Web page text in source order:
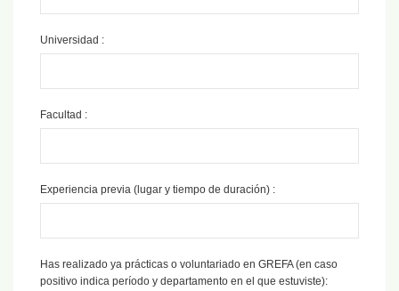
Universidad :
Facultad :
Experiencia previa (lugar y tiempo de duración) :
Has realizado ya prácticas o voluntariado en GREFA (en caso
positivo indica período y departamento en el que estuviste):